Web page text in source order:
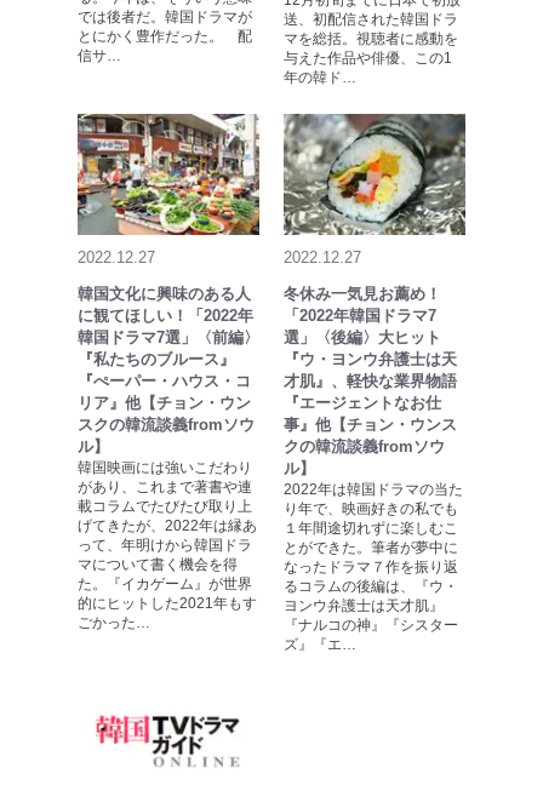
では後者だ。韓国ドラマが
とにかく豊作だった。 配
信サ…
送、初配信された韓国ドラ
マを総括。視聴者に感動を
与えた作品や俳優、この1
年の韓ド…
2022.12.27
韓国文化に興味のある人
に観てほしい！「2022年
韓国ドラマ7選」〈前編〉
『私たちのブルース』
『ぺーパー・ハウス・コ
リア』他【チョン・ウン
スクの韓流談義fromソウ
ル】
韓国映画には強いこだわり
があり、これまで著書や連
載コラムでたびたび取り上
げてきたが、2022年は縁あ
って、年明けから韓国ドラ
マについて書く機会を得
た。『イカゲーム』が世界
的にヒットした2021年もす
ごかった…
2022.12.27
冬休み一気見お薦め！
「2022年韓国ドラマ7
選」〈後編〉大ヒット
『ウ・ヨンウ弁護士は天
才肌』、軽快な業界物語
『エージェントなお仕
事』他【チョン・ウンス
クの韓流談義fromソウ
ル】
2022年は韓国ドラマの当た
り年で、映画好きの私でも
１年間途切れずに楽しむこ
とができた。筆者が夢中に
なったドラマ７作を振り返
るコラムの後編は、『ウ・
ヨンウ弁護士は天才肌』
『ナルコの神』『シスター
ズ』『エ…